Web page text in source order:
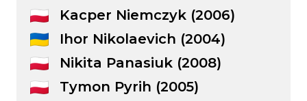
Kacper Niemczyk (2006)
Ihor Nikolaevich (2004)
Nikita Panasiuk (2008)
Tymon Pyrih (2005)